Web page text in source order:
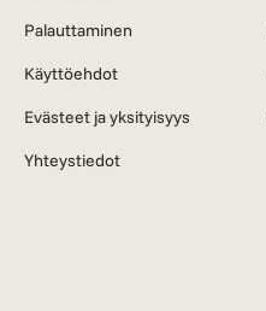
Palauttaminen
Käyttöehdot
Evästeet ja yksityisyys
Yhteystiedot